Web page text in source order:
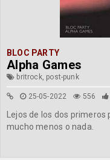
BLOC PARTY
Alpha Games
britrock, post-punk
25-05-2022 556
Lejos de los dos
mucho menos o nada.